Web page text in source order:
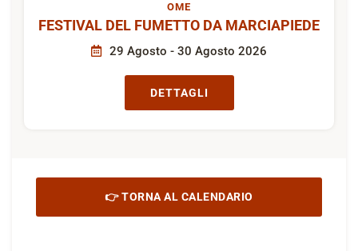
OME
FESTIVAL DEL FUMETTO DA MARCIAPIEDE
29 Agosto - 30 Agosto 2026
DETTAGLI
👉 TORNA AL CALENDARIO